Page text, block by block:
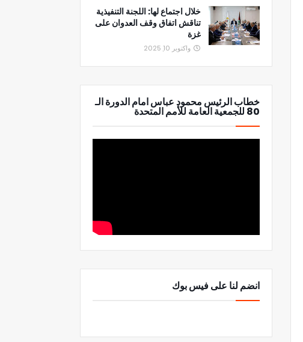
خلال اجتماع لها: اللجنة التنفيذية
تناقش اتفاق وقف العدوان على
غزة
واكتوبر 10, 2025
خطاب الرئيس محمود عباس امام الدورة الـ
80 للجمعية العامة للأمم المتحدة
انضم لنا على فيس بوك